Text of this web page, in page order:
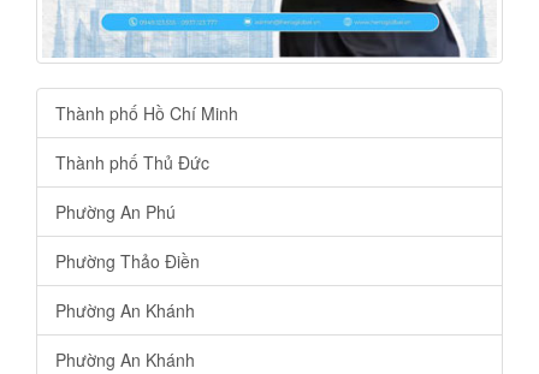
Thành phố Hồ Chí Minh
Thành phố Thủ Đức
Phường An Phú
Phường Thảo Điền
Phường An Khánh
Phường An Khánh